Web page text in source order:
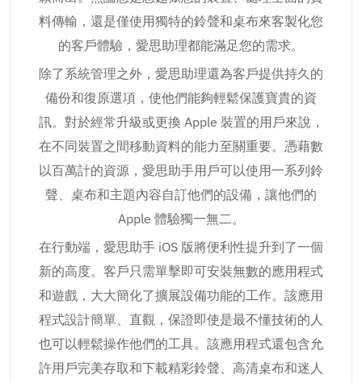
料傳輸，還是僅使用獨特的鈴聲和桌布來客製化您
的客戶體驗，愛思助理都能滿足您的需求。
除了系統管理之外，愛思助理還為客戶提供持久的
備份和復原選項，使他們能夠輕鬆保護寶貴的資
訊。對於經常升級或更換 Apple 裝置的用戶來說，
在不同裝置之間移動資料的能力至關重要。憑藉數
以百萬計的資源，愛思助手用戶可以使用一系列鈴
聲、桌布和主題內容自訂他們的設備，讓他們的
Apple 體驗獨一無二。
在行動端，愛思助手 iOS 版將便利性提升到了一個
新的高度。客戶只需單擊即可安裝無數的應用程式
和遊戲，大大簡化了擴展設備功能的工作。該應用
程式設計簡單、直觀，保證即使是最不懂技術的人
也可以輕鬆操作他們的工具。該應用程式還包含允
許用戶完美存取和下載精彩鈴聲、高清桌布和迷人